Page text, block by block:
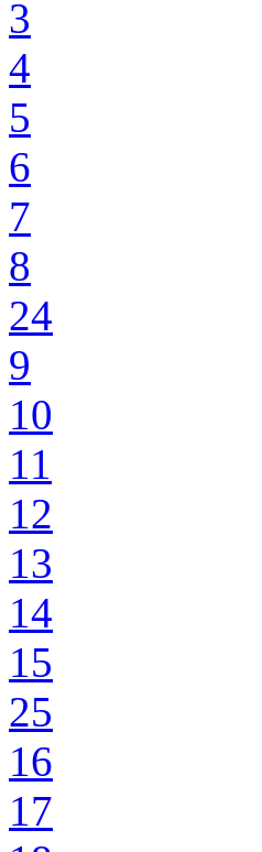
3
4
5
6
7
8
24
9
10
11
12
13
14
15
25
16
17